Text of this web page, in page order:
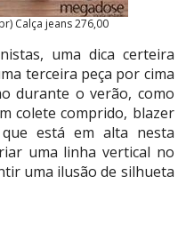
Calça jeans 276,00
uma dica certeira
terceira peça por cima
durante o verão, como
colete comprido, blazer
está em alta nesta
uma linha vertical no
uma ilusão de silhueta